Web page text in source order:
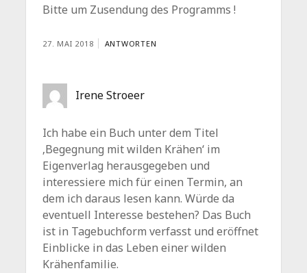
Bitte um Zusendung des Programms !
27. MAI 2018 ANTWORTEN
Irene Stroeer
Ich habe ein Buch unter dem Titel
‚Begegnung mit wilden Krähen‘ im
Eigenverlag herausgegeben und
interessiere mich für einen Termin, an
dem ich daraus lesen kann. Würde da
eventuell Interesse bestehen? Das Buch
ist in Tagebuchform verfasst und eröffnet
Einblicke in das Leben einer wilden
Krähenfamilie.